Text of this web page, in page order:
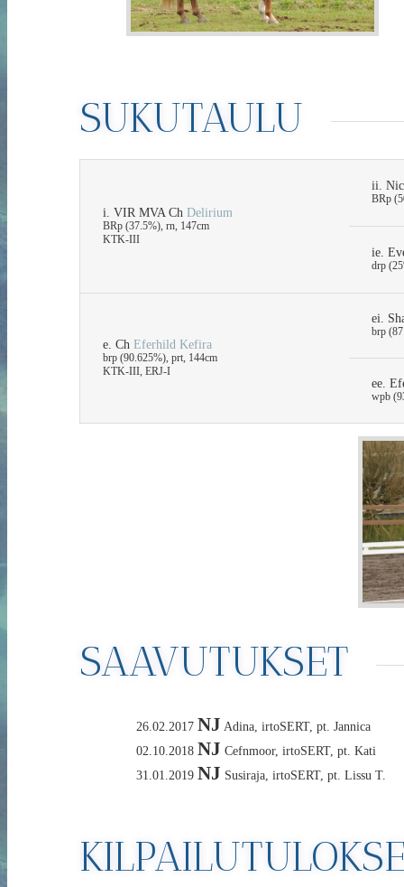
SUKUTAULU
i. VIR MVA Ch Delirium
BRp (37.5%), rn, 147cm
KTK-III
ii.
BRp
ie.
drp
e. Ch Eferhild Kefira
brp (90.625%), prt, 144cm
KTK-III, ERJ-I
ei.
brp
ee.
wpb
SAAVUTUKSET
26.02.2017 NJ Adina, irtoSERT, pt. Jannica
02.10.2018 NJ Cefnmoor, irtoSERT, pt. Kati
31.01.2019 NJ Susiraja, irtoSERT, pt. Lissu T.